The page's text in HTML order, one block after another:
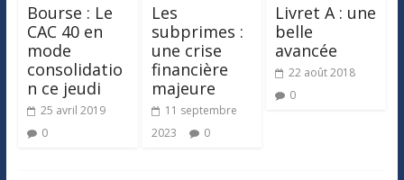
Bourse : Le
CAC 40 en
mode
consolidatio
n ce jeudi
25 avril 2019
0
Les
subprimes :
une crise
financière
majeure
11 septembre
2023
0
Livret A : une
belle
avancée
22 août 2018
0